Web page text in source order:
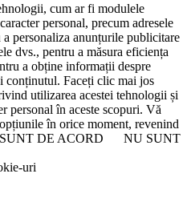
cum ar fi modulele
personal, precum adresele
personaliza anunțurile publicitare
dvs., pentru a măsura eficiența
a obține informații despre
conținutul. Faceți clic mai jos
utilizarea acestei tehnologii și
personal în aceste scopuri. Vă
în orice moment, revenind
SUNT DE ACORD
NU SUNT
uri